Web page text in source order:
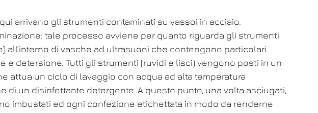
arrivano gli strumenti contaminati su vassoi in acciaio.
tale processo avviene per quanto riguarda gli strumenti
all’interno di vasche ad ultrasuoni che contengono particolari
e detersione. Tutti gli strumenti (ruvidi e lisci) vengono posti in un
attua un ciclo di lavaggio con acqua ad alta temperatura
di un disinfettante detergente. A questo punto, una volta asciugati,
imbustati ed ogni confezione etichettata in modo da renderne